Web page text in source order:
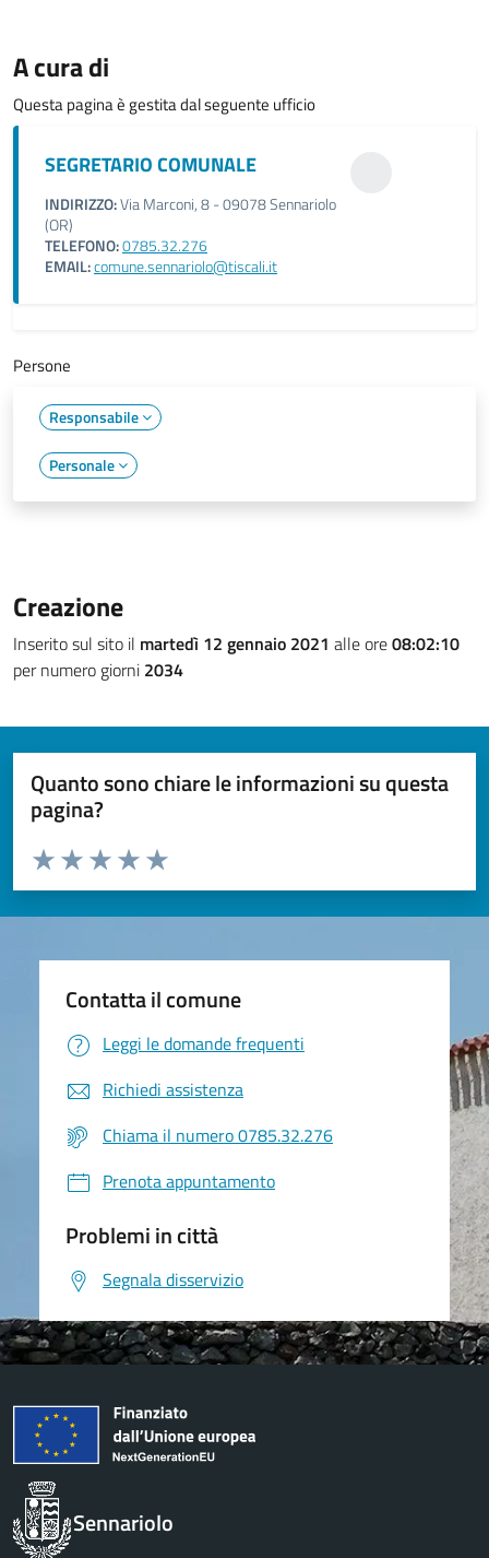
A cura di
Questa pagina è gestita dal seguente ufficio
SEGRETARIO COMUNALE
INDIRIZZO:Via Marconi, 8 - 09078 Sennariolo
(OR)
TELEFONO:0785.32.276
EMAIL:comune.sennariolo@tiscali.it
Persone
Responsabile
Personale
Creazione
Inserito sul sito il martedì 12 gennaio 2021 alle ore08:02:10
per numero giorni 2034
Quanto sono chiare le informazioni su questa
pagina?
Valuta da 1 a 5 stelle la pagina
Valuta 5 stelle su 5
Valuta 4 stelle su 5
Valuta 3 stelle su 5
Valuta 2 stelle su 5
Valuta 1 stelle su 5
Contatta il comune
Leggi le domande frequenti
Richiedi assistenza
Chiama il numero 0785.32.276
Prenota appuntamento
Problemi in città
Segnala disservizio
Sennariolo